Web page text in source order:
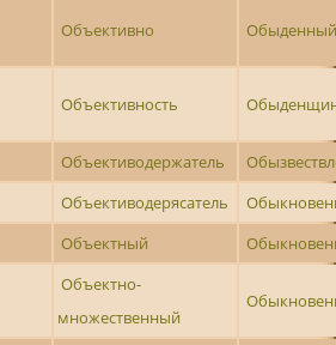
Объективно
Объективность
Объективодержатель
Объективодерясатель
Объектный
Объектно-
множественный